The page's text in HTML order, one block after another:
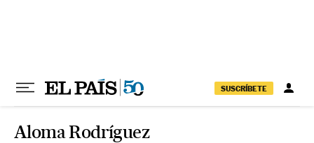
SUSCRÍBETE
Aloma Rodríguez